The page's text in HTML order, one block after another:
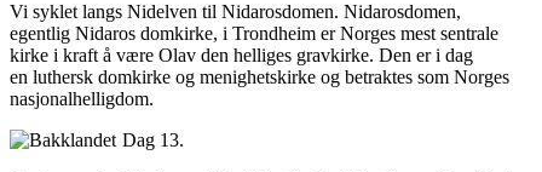
Vi syklet langs Nidelven til Nidarosdomen. Nidarosdomen,
egentlig Nidaros domkirke, i Trondheim er Norges mest sentrale
kirke i kraft å være Olav den helliges gravkirke. Den er i dag
en luthersk domkirke og menighetskirke og betraktes som Norges
nasjonalhelligdom.
Dag 13.